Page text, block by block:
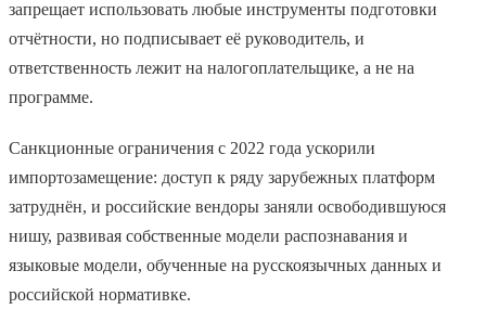
запрещает использовать любые инструменты подготовки
отчётности, но подписывает её руководитель, и
ответственность лежит на налогоплательщике, а не на
программе.
Санкционные ограничения с 2022 года ускорили
импортозамещение: доступ к ряду зарубежных платформ
затруднён, и российские вендоры заняли освободившуюся
нишу, развивая собственные модели распознавания и
языковые модели, обученные на русскоязычных данных и
российской нормативке.